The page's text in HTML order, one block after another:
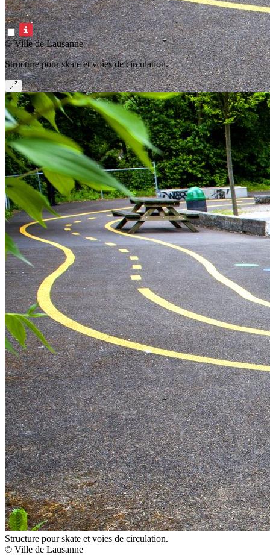
© Ville de Lausanne
Structure pour skate et voies de circulation.
Structure pour skate et voies de circulation.
© Ville de Lausanne